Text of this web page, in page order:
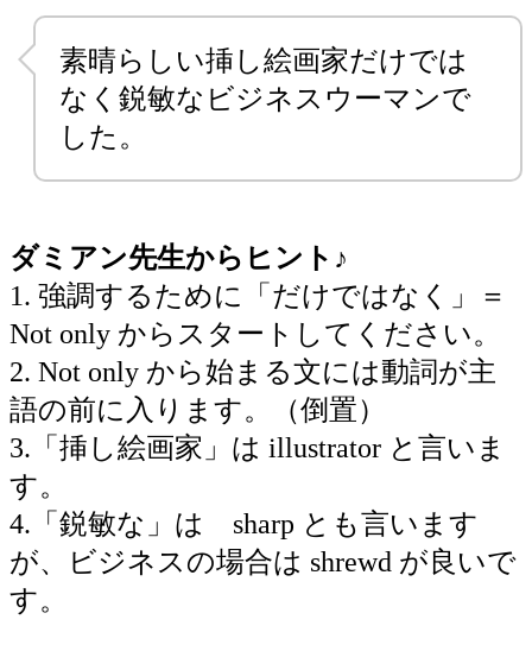
素晴らしい挿し絵画家だけでは
なく鋭敏なビジネスウーマンで
した。
ダミアン先生からヒント♪
1. 強調するために「だけではなく」＝
Not only からスタートしてください。
2. Not only から始まる文には動詞が主
語の前に入ります。（倒置）
3.「挿し絵画家」は illustrator と言いま
す。
4.「鋭敏な」は sharp とも言います
が、ビジネスの場合は shrewd が良いで
す。